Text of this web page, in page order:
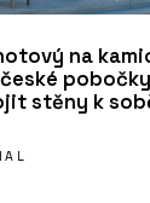
na
stěny k